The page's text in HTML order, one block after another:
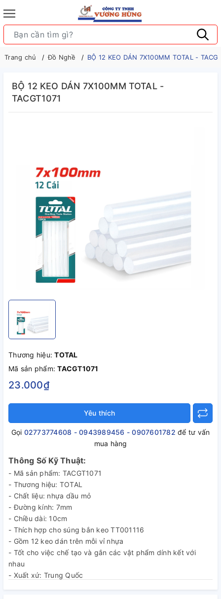
Trang chủ Đồ Nghề BỘ 12 KEO DÁN 7X100MM TOTAL -
BỘ 12 KEO DÁN 7X100MM TOTAL -
TACGT1071
Thương hiệu:TOTAL
Mã sản phẩm:TACGT1071
23.000₫
Yêu thích
Gọi 02773774608 - 0943989456 - 0907601782 để tư vấn
mua hàng
Thông Số Kỹ Thuật:
- Mã sản phẩm: TACGT1071
- Thương hiệu: TOTAL
- Chất liệu: nhựa dầu mỏ
- Đường kính: 7mm
- Chiều dài: 10cm
- Thích hợp cho súng bắn keo TT001116
- Gồm 12 keo dán trên mỗi vỉ nhựa
- Tốt cho việc chế tạo và gắn các vật phẩm dính kết với
nhau
- Xuất xứ: Trung Quốc